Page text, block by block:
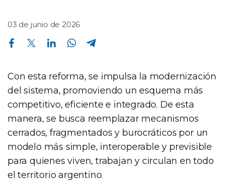
03 de junio de 2026
Compartir en Facebook Compartir en Twitter Compartir en Linkedin Compartir en Whatsapp
Con esta reforma, se impulsa la modernización
del sistema, promoviendo un esquema más
competitivo, eficiente e integrado. De esta
manera, se busca reemplazar mecanismos
cerrados, fragmentados y burocráticos por un
modelo más simple, interoperable y previsible
para quienes viven, trabajan y circulan en todo
el territorio argentino.